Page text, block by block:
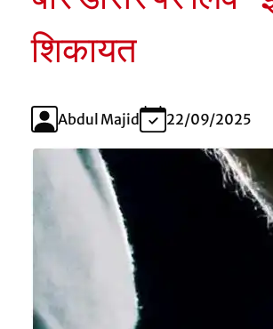
शिकायत
Abdul Majid 22/09/2025